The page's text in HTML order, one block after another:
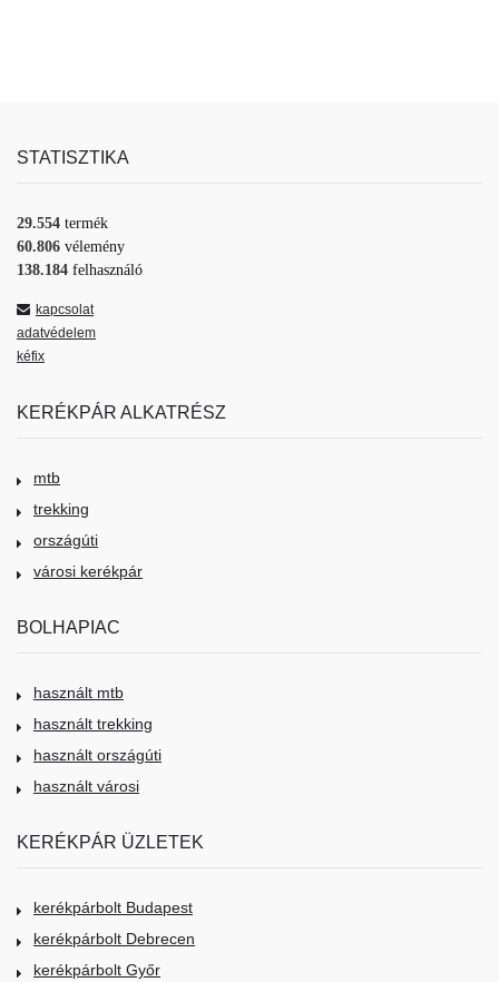
STATISZTIKA
29.554 termék
60.806 vélemény
138.184 felhasználó
kapcsolat
adatvédelem
kéfix
KERÉKPÁR ALKATRÉSZ
mtb
trekking
országúti
városi kerékpár
BOLHAPIAC
használt mtb
használt trekking
használt országúti
használt városi
KERÉKPÁR ÜZLETEK
kerékpárbolt Budapest
kerékpárbolt Debrecen
kerékpárbolt Győr